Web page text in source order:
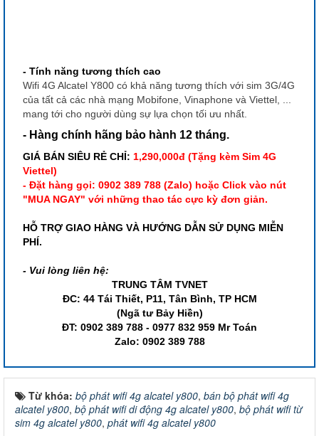
- Tính năng tương thích cao
Wifi 4G Alcatel Y800 có khả năng tương thích với sim 3G/4G
của tất cả các nhà mạng Mobifone, Vinaphone và Viettel, ...
mang tới cho người dùng sự lựa chọn tối ưu nhất.
- Hàng chính hãng bảo hành 12 tháng.
GIÁ BÁN SIÊU RẺ CHỈ: 1,290,000đ (Tặng kèm Sim 4G
Viettel)
- Đặt hàng gọi: 0902 389 788 (Zalo) hoặc Click vào nút
"MUA NGAY" với những thao tác cực kỳ đơn giản.
HỖ TRỢ GIAO HÀNG VÀ HƯỚNG DẪN SỬ DỤNG MIỄN
PHÍ.
- Vui lòng liên hệ:
TRUNG TÂM TVNET
ĐC: 44 Tái Thiết, P11, Tân Bình, TP HCM
(Ngã tư Bảy Hiền)
ĐT: 0902 389 788 - 0977 832 959 Mr Toán
Zalo: 0902 389 788
Từ khóa: bộ phát wifi 4g alcatel y800, bán bộ phát wifi 4g
alcatel y800, bộ phát wifi di động 4g alcatel y800, bộ phát wifi từ
sim 4g alcatel y800, phát wifi 4g alcatel y800